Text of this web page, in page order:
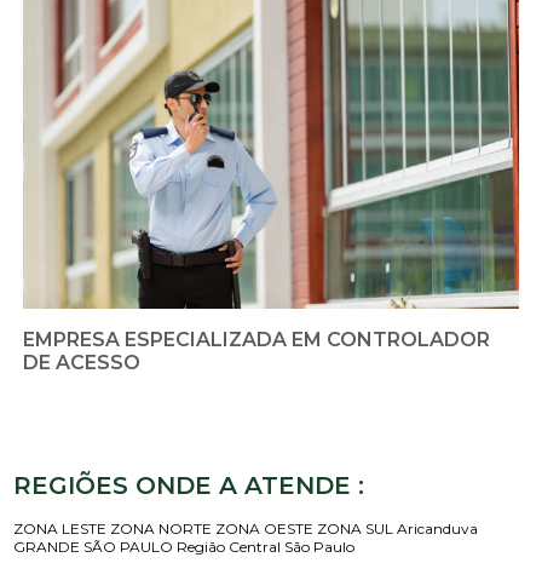
EMPRESA ESPECIALIZADA EM CONTROLADOR
DE ACESSO
REGIÕES ONDE A ATENDE :
ZONA LESTE ZONA NORTE ZONA OESTE ZONA SUL Aricanduva
GRANDE SÃO PAULO Região Central São Paulo